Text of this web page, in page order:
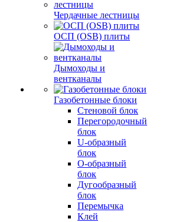
Чердачные лестницы
ОСП (OSB) плиты
Дымоходы и
вентканалы
Газобетонные блоки
Стеновой блок
Перегородочный
блок
U-образный
блок
О-образный
блок
Дугообразный
блок
Перемычка
Клей